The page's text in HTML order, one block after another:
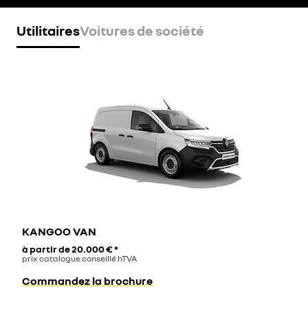
UtilitairesVoitures de société
KANGOO VAN
à partir de20.000 €*
prix catalogue conseillé hTVA
Commandez la brochure